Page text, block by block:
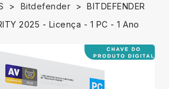
Bitdefender
BITDEFENDER
2025 - Licença - 1 PC - 1 Ano